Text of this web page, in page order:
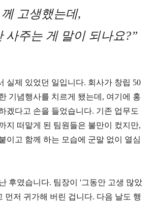
께 고생했는데,
사주는 게 말이 되나요?”
실제 있었던 일입니다. 회사가 창립 50
기념행사를 치르게 됐는데, 여기에 홍
겠다고 손을 들었습니다. 기존 업무도
지 떠맡게 된 팀원들은 불만이 컸지만,
이고 함께 하는 모습에 군말 없이 열심
후였습니다. 팀장이 '그동안 고생 많았
먼저 귀가해 버린 겁니다. 다음 날도 행